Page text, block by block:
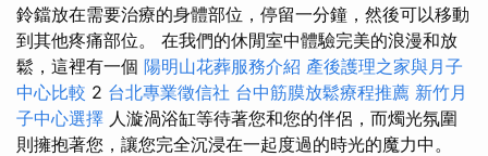
鈴鐺放在需要治療的身體部位，停留一分鐘，然後可以移動
到其他疼痛部位。 在我們的休閒室中體驗完美的浪漫和放
鬆，這裡有一個 陽明山花葬服務介紹 產後護理之家與月子
中心比較 2 台北專業徵信社 台中筋膜放鬆療程推薦 新竹月
子中心選擇 人漩渦浴缸等待著您和您的伴侶，而燭光氛圍
則擁抱著您，讓您完全沉浸在一起度過的時光的魔力中。